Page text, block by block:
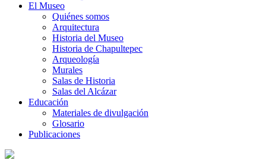
El Museo
Quiénes somos
Arquitectura
Historia del Museo
Historia de Chapultepec
Arqueología
Murales
Salas de Historia
Salas del Alcázar
Educación
Materiales de divulgación
Glosario
Publicaciones